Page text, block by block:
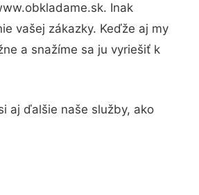
Inak
vašej zákazky. Keďže aj my
a snažíme sa ju vyriešiť k
aj ďalšie naše služby, ako